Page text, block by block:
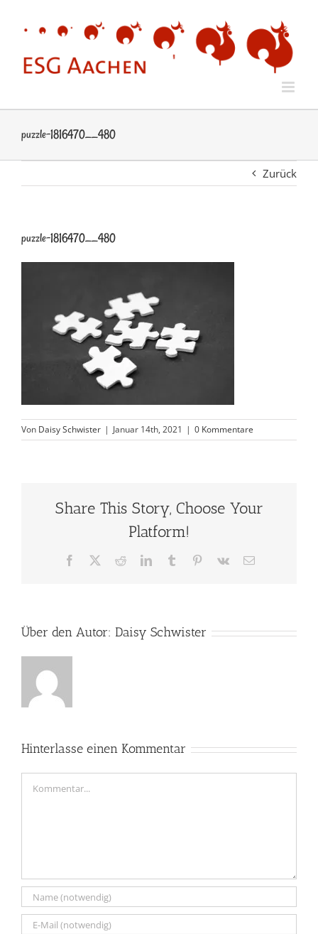
springen
puzzle-1816470__480
Zurück
puzzle-1816470__480
Von Daisy Schwister | Januar 14th, 2021 | 0 Kommentare
Share This Story, Choose Your
Platform!
Facebook RedditLinkedInTumblr Pinterest
Vk
E-
Über den Autor: Daisy Schwister
Hinterlasse einen Kommentar